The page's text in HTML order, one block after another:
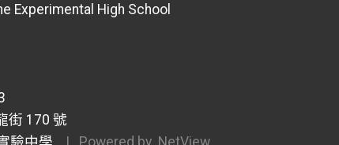
Experimental High School
街 170 號
驗中學 | Powered by NetView